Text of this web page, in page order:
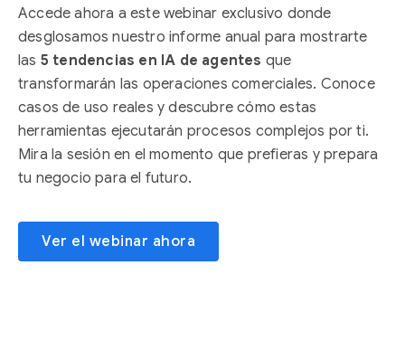
Accede ahora a este webinar exclusivo donde
desglosamos nuestro informe anual para mostrarte
las 5 tendencias en IA de agentes que
transformarán las operaciones comerciales. Conoce
casos de uso reales y descubre cómo estas
herramientas ejecutarán procesos complejos por ti.
Mira la sesión en el momento que prefieras y prepara
tu negocio para el futuro.
Ver el webinar ahora